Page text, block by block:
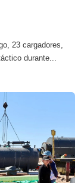
23 cargadores,
durante...